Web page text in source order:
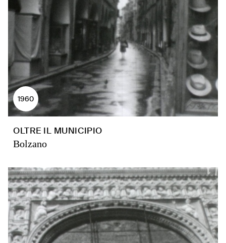
1960
OLTRE IL MUNICIPIO
Bolzano